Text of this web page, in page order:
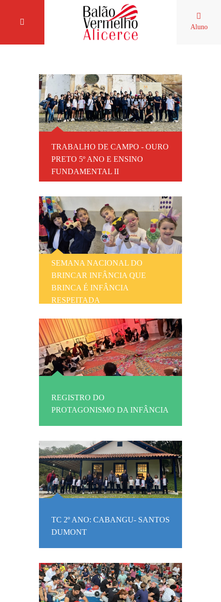
Aluno
TRABALHO DE CAMPO - OURO
PRETO 5º ANO E ENSINO
FUNDAMENTAL II
SEMANA NACIONAL DO
BRINCAR INFÂNCIA QUE
BRINCA É INFÂNCIA
RESPEITADA
REGISTRO DO
PROTAGONISMO DA INFÂNCIA
TC 2º ANO: CABANGU- SANTOS
DUMONT